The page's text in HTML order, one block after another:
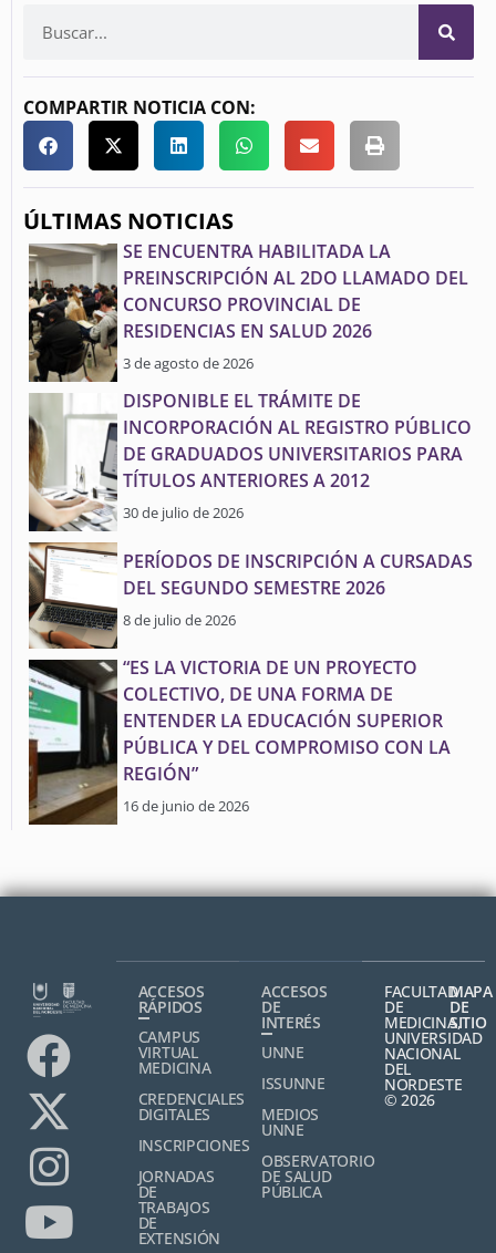
COMPARTIR NOTICIA CON:
ÚLTIMAS NOTICIAS
SE ENCUENTRA HABILITADA LA
PREINSCRIPCIÓN AL 2DO LLAMADO DEL
CONCURSO PROVINCIAL DE
RESIDENCIAS EN SALUD 2026
3 de agosto de 2026
DISPONIBLE EL TRÁMITE DE
INCORPORACIÓN AL REGISTRO PÚBLICO
DE GRADUADOS UNIVERSITARIOS PARA
TÍTULOS ANTERIORES A 2012
30 de julio de 2026
PERÍODOS DE INSCRIPCIÓN A CURSADAS
DEL SEGUNDO SEMESTRE 2026
8 de julio de 2026
“ES LA VICTORIA DE UN PROYECTO
COLECTIVO, DE UNA FORMA DE
ENTENDER LA EDUCACIÓN SUPERIOR
PÚBLICA Y DEL COMPROMISO CON LA
REGIÓN”
16 de junio de 2026
ACCESOS
RÁPIDOS
CAMPUS
VIRTUAL
MEDICINA
CREDENCIALES
DIGITALES
INSCRIPCIONES
JORNADAS
DE
TRABAJOS
DE
EXTENSIÓN
ACCESOS
DE
INTERÉS
UNNE
ISSUNNE
MEDIOS
UNNE
OBSERVATORIO
DE SALUD
PÚBLICA
FACULTAD
DE
MEDICINA,
UNIVERSIDAD
NACIONAL
DEL
NORDESTE
© 2026
MAPA
DE
SITIO